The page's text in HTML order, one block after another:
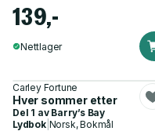
139,-
Nettlager
Carley Fortune
Hver sommer etter
Del 1 av Barry’s Bay
Lydbok| Norsk, Bokmål